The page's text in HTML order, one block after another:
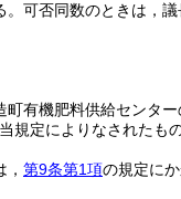
可否同数のときは，議
有機肥料供給センタ
規定によりなされたも
第9条第1項の規定に